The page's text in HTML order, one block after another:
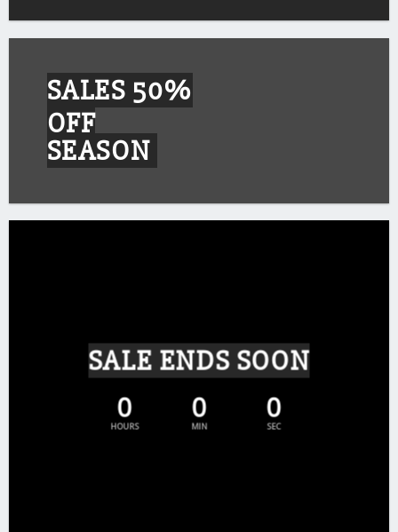
SALES 50%
OFF
SEASON
SALE ENDS SOON
0
HOURS
0
MIN
0
SEC